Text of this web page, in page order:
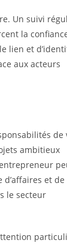
Un suivi
la
lien et
aux acteurs
de
ambitieux
et de
le secteur